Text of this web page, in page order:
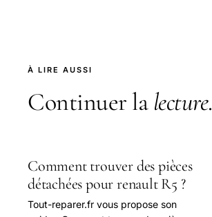
À LIRE AUSSI
Continuer la lecture.
Comment trouver des pièces
détachées pour renault R5 ?
Tout-reparer.fr vous propose son